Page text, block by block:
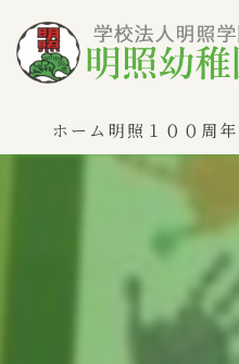
ホーム 明照１００周年